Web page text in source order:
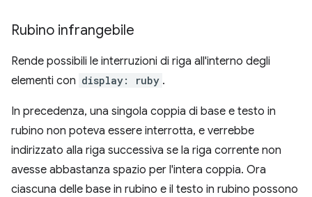
Rubino infrangebile
Rende possibili le interruzioni di riga all'interno degli
elementi con display: ruby .
In precedenza, una singola coppia di base e testo in
rubino non poteva essere interrotta, e verrebbe
indirizzato alla riga successiva se la riga corrente non
avesse abbastanza spazio per l'intera coppia. Ora
ciascuna delle base in rubino e il testo in rubino possono